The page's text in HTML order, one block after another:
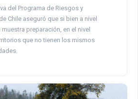
del Programa de Riesgos y
Chile aseguró que si bien a nivel
preparación, en el nivel
que no tienen los mismos